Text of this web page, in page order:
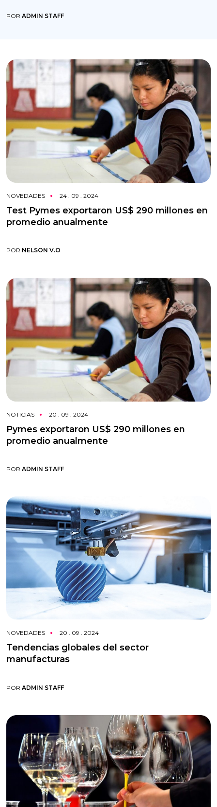
PORADMIN STAFF
NOVEDADES 24 . 09 . 2024
Test Pymes exportaron US$ 290 millones en
promedio anualmente
POR NELSON V.O
NOTICIAS 20 . 09 . 2024
Pymes exportaron US$ 290 millones en
promedio anualmente
PORADMIN STAFF
NOVEDADES 20 . 09 . 2024
Tendencias globales del sector
manufacturas
PORADMIN STAFF